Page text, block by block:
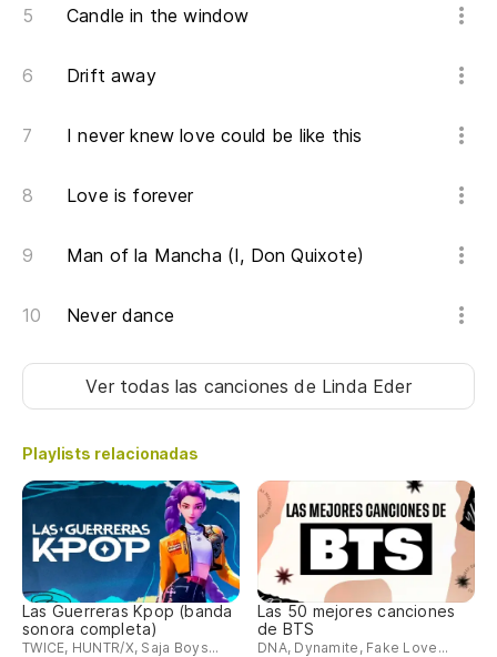
Candle in the window
Drift away
I never knew love could be like this
Love is forever
Man of la Mancha (I, Don Quixote)
Never dance
Ver todas las cancionesde Linda Eder
Playlists relacionadas
Las Guerreras Kpop (banda
sonora completa)
TWICE, HUNTR/X, Saja Boys...
Las 50 mejores canciones
de BTS
DNA, Dynamite, Fake Love...